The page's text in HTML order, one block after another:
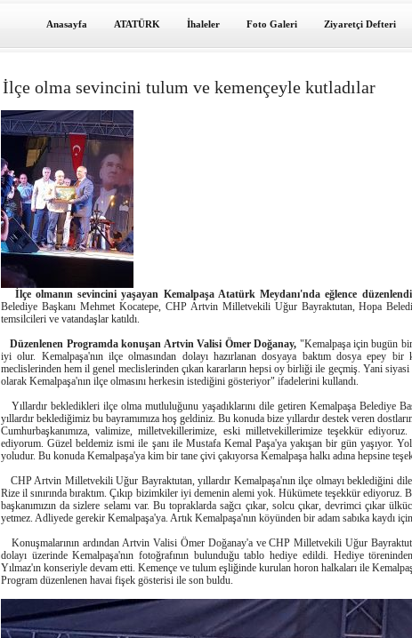
Anasayfa ATATÜRK İhaleler Foto Galeri Ziyaretçi Defteri
İlçe olma sevincini tulum ve kemençeyle kutladılar
İlçe olmanın sevincini yaşayan Kemalpaşa Atatürk Meydanı'nda eğlence
Belediye Başkanı Mehmet Kocatepe, CHP Artvin Milletvekili Uğur Bayraktutan, Hopa
temsilcileri ve vatandaşlar katıldı.
Düzenlenen Programda konuşan Artvin Valisi Ömer Doğanay, "Kemalpaşa için bugün
iyi olur. Kemalpaşa'nın ilçe olmasından dolayı hazırlanan dosyaya baktım dosya epey
meclislerinden hem il genel meclislerinden çıkan kararların hepsi oy birliği ile geçmiş. Yani
olarak Kemalpaşa'nın ilçe olmasını herkesin istediğini gösteriyor" ifadelerini kullandı.
Yıllardır bekledikleri ilçe olma mutluluğunu yaşadıklarını dile getiren Kemalpaşa Belediye
yıllardır beklediğimiz bu bayramımıza hoş geldiniz. Bu konuda bize yıllardır destek veren
Cumhurbaşkanımıza, valimize, milletvekillerimize, eski milletvekillerimize teşekkür
ediyorum. Güzel beldemiz ismi ile şanı ile Mustafa Kemal Paşa'ya yakışan bir gün yaşıyor.
yoludur. Bu konuda Kemalpaşa'ya kim bir tane çivi çakıyorsa Kemalpaşa halkı adına hepsine
CHP Artvin Milletvekili Uğur Bayraktutan, yıllardır Kemalpaşa'nın ilçe olmayı beklediğini
Rize il sınırında bıraktım. Çıkıp bizimkiler iyi demenin alemi yok. Hükümete teşekkür
başkanımızın da sizlere selamı var. Bu topraklarda sağcı çıkar, solcu çıkar, devrimci çıkar
yetmez. Adliyede gerekir Kemalpaşa'ya. Artık Kemalpaşa'nın köyünden bir adam sabıka kaydı
Konuşmalarının ardından Artvin Valisi Ömer Doğanay'a ve CHP Milletvekili Uğur
dolayı üzerinde Kemalpaşa'nın fotoğrafının bulunduğu tablo hediye edildi. Hediye
Yılmaz'ın konseriyle devam etti. Kemençe ve tulum eşliğinde kurulan horon halkaları ile
Program düzenlenen havai fişek gösterisi ile son buldu.